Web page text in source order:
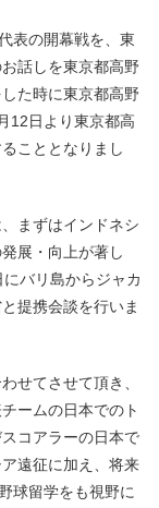
表の開幕戦を、東
話しを東京都高野
た時に東京都高野
12日より東京都高
こととなりまし
まずはインドネシ
展・向上が著し
バリ島からジャカ
提携会談を行いま
せてさせて頂き、
ームの日本でのト
コアラーの日本で
遠征に加え、将来
球留学をも視野に